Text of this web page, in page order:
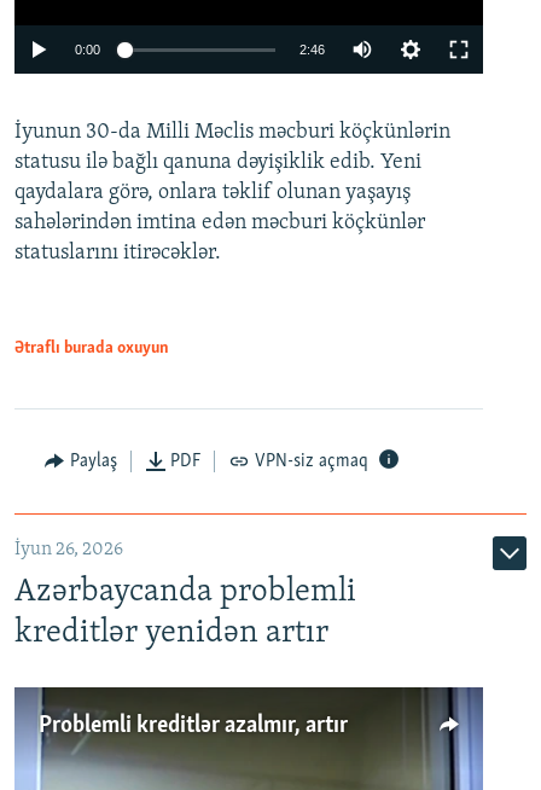
Auto 240p 360p 480p
720p 1080p
0:00 2:46
360p
480p
720p
İyunun 30-da Milli Məclis məcburi köçkünlərin
statusu ilə bağlı qanuna dəyişiklik edib. Yeni
qaydalara görə, onlara təklif olunan yaşayış
sahələrindən imtina edən məcburi köçkünlər
statuslarını itirəcəklər.
Ətraflı burada oxuyun
Paylaş PDF VPN-siz açmaq
İyun 26, 2026
Azərbaycanda problemli
kreditlər yenidən artır
Problemli kreditlər azalmır, artır